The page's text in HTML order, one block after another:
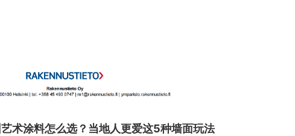
术涂料怎么选？当地人更爱这5种墙面玩法